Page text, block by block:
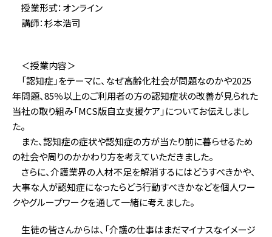
授業形式：オンライン
講師：杉本浩司
＜授業内容＞
「認知症」をテーマに、なぜ高齢化社会が問題なのかや2025
年問題、85％以上のご利用者の方の認知症状の改善が見られた
当社の取り組み「MCS版自立支援ケア」についてお伝えしまし
た。
また、認知症の症状や認知症の方が当たり前に暮らせるため
の社会や周りのかかわり方を考えていただきました。
さらに、介護業界の人材不足を解消するにはどうすべきかや、
大事な人が認知症になったらどう行動すべきかなどを個人ワー
クやグループワークを通して一緒に考えました。
生徒の皆さんからは、「介護の仕事はまだマイナスなイメージ